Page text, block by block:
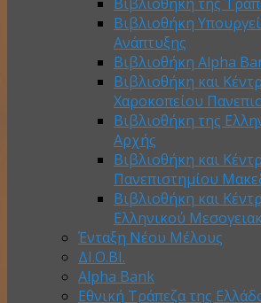
Βιβλιοθήκη της
Βιβλιοθήκη
Ανάπτυξης
Βιβλιοθήκη Alpha
Βιβλιοθήκη και
Χαροκοπείου
Βιβλιοθήκη της
Αρχής
Βιβλιοθήκη και
Πανεπιστημίου
Βιβλιοθήκη και
Ελληνικού
Ένταξη Νέου Μέλους
ΔΙ.Ο.ΒΙ.
Alpha Bank
Εθνική Τράπεζα της